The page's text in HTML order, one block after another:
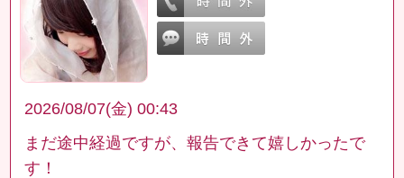
2026/08/07(金) 00:43
まだ途中経過ですが、報告できて嬉しかったで
す！